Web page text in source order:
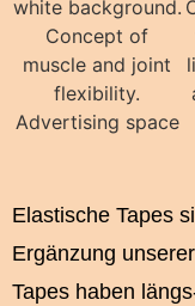
Elastische Tapes
Ergänzung
Tapes haben